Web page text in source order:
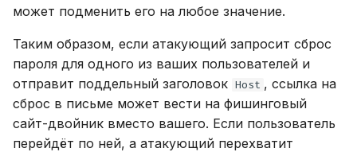
адреса сайта
Подсистема Windows для
Проверка исправления
может подменить его на любое значение.
Таким образом, если атакующий запросит сброс
пароля для одного из ваших пользователей и
отправит поддельный заголовок Host , ссылка на
сброс в письме может вести на фишинговый
сайт-двойник вместо вашего. Если пользователь
перейдёт по ней, а атакующий перехватит